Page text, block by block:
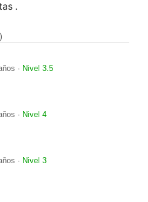
· Nivel 3.5
· Nivel 4
· Nivel 3